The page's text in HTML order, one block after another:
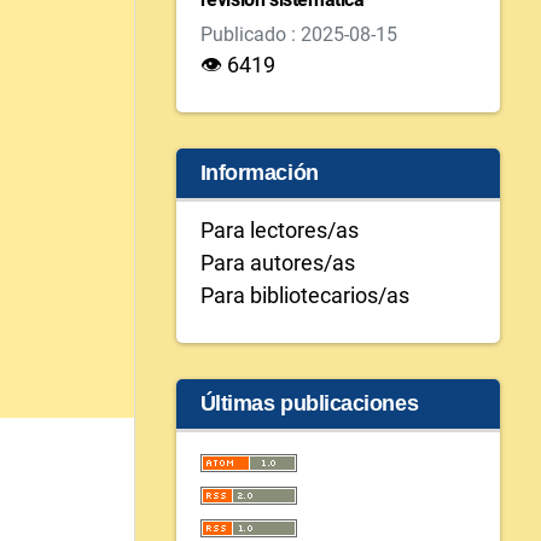
Publicado : 2025-08-15
👁 6419
Información
Para lectores/as
Para autores/as
Para bibliotecarios/as
Últimas publicaciones